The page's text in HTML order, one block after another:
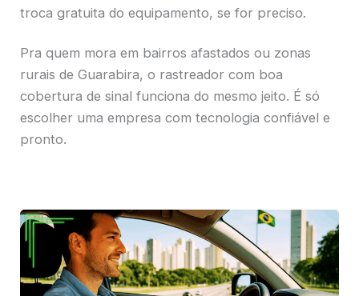
troca gratuita do equipamento, se for preciso.
Pra quem mora em bairros afastados ou zonas
rurais de Guarabira, o rastreador com boa
cobertura de sinal funciona do mesmo jeito. É só
escolher uma empresa com tecnologia confiável e
pronto.